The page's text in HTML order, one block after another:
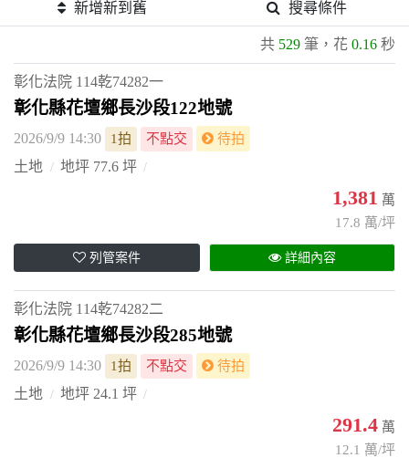
新增新到舊 搜尋條件
共 529 筆，花 0.16 秒
彰化法院 114乾74282一
彰化縣花壇鄉長沙段122地號
2026/9/9 14:30 1拍 不點交 待拍
土地 地坪 77.6 坪
1,381 萬
17.8 萬/坪
列管案件 詳細內容
彰化法院 114乾74282二
彰化縣花壇鄉長沙段285地號
2026/9/9 14:30 1拍 不點交 待拍
土地 地坪 24.1 坪
291.4 萬
12.1 萬/坪